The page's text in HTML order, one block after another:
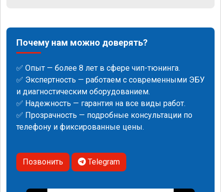
Почему нам можно доверять?
✅ Опыт — более 8 лет в сфере чип-тюнинга.
✅ Экспертность — работаем с современными ЭБУ
и диагностическим оборудованием.
✅ Надежность — гарантия на все виды работ.
✅ Прозрачность — подробные консультации по
телефону и фиксированные цены.
Позвонить Telegram